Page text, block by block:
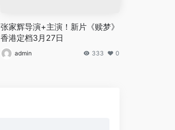
张家辉导演+主演！新片《赎梦》
香港定档3月27日
admin 333 0